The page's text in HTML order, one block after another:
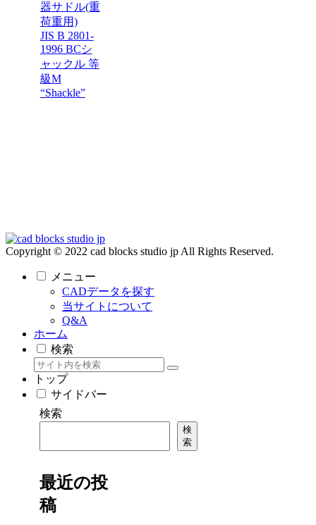
器サドル(重
荷重用)
JIS B 2801-
1996 BCシ
ャックル 等
級M
“Shackle”
Copyright © 2022 cad blocks studio jp All Rights Reserved.
メニュー
CADデータを探す
当サイトについて
Q&A
ホーム
検索
トップ
サイドバー
検索
検
索
最近の投
稿